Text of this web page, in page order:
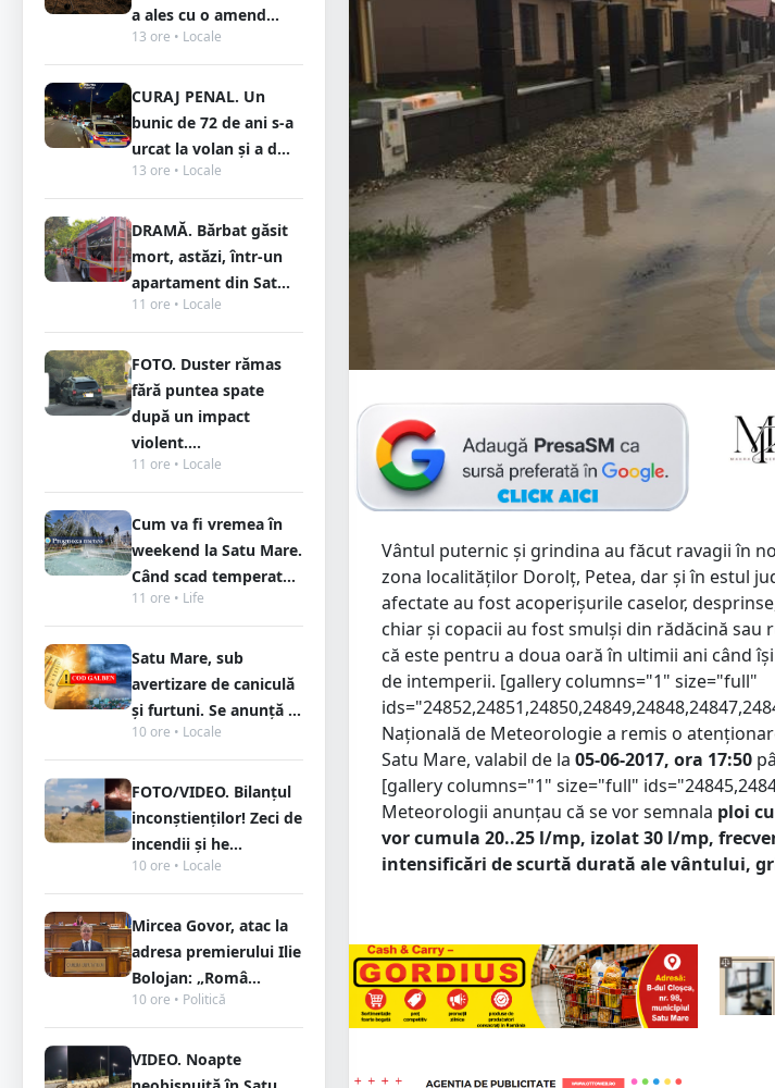
a ales cu o amend...
13 ore • Locale
CURAJ PENAL. Un
bunic de 72 de ani s-a
urcat la volan și a d...
13 ore • Locale
DRAMĂ. Bărbat găsit
mort, astăzi, într-un
apartament din Sat...
11 ore • Locale
FOTO. Duster rămas
fără puntea spate
după un impact
violent....
11 ore • Locale
Cum va fi vremea în
weekend la Satu Mare.
Când scad temperat...
11 ore • Life
Satu Mare, sub
avertizare de caniculă
și furtuni. Se anunță ...
10 ore • Locale
FOTO/VIDEO. Bilanțul
inconștienților! Zeci de
incendii și he...
10 ore • Locale
Mircea Govor, atac la
adresa premierului Ilie
Bolojan: „Româ...
10 ore • Politică
VIDEO. Noapte
Vântul puternic și grindina au făcut ravagii în
zona localităților Dorolț, Petea, dar și în estul
afectate au fost acoperișurile caselor,
chiar și copacii au fost smulși din rădăcină
că este pentru a doua oară în ultimii ani când
de intemperii. [gallery columns="1" size="full"
Națională de Meteorologie a remis o
Satu Mare, valabil de la 05-06-2017, ora 17:50
[gallery columns="1" size="full"
Meteorologii anunțau că se vor semnala ploi
vor cumula 20..25 l/mp, izolat 30 l/mp,
intensificări de scurtă durată ale vântului,